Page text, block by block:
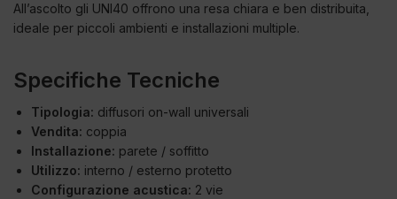
All’ascolto gli UNI40 offrono una resa chiara e ben distribuita,
ideale per piccoli ambienti e installazioni multiple.
Specifiche Tecniche
Tipologia: diffusori on-wall universali
Vendita: coppia
Installazione: parete / soffitto
Utilizzo: interno / esterno protetto
Configurazione acustica: 2 vie